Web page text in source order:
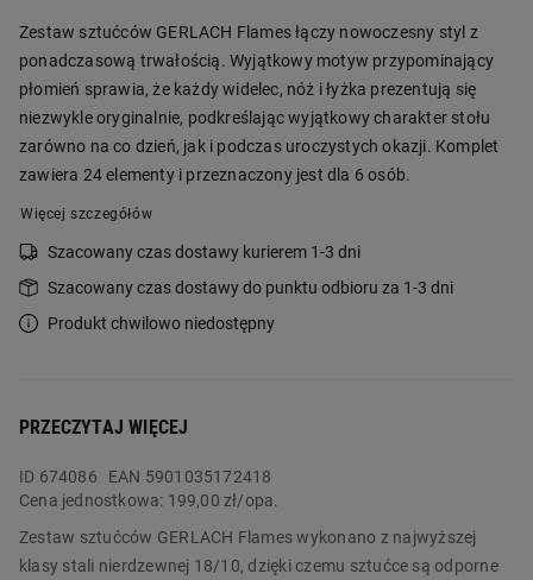
Zestaw sztućców GERLACH Flames łączy nowoczesny styl z
ponadczasową trwałością. Wyjątkowy motyw przypominający
płomień sprawia, że każdy widelec, nóż i łyżka prezentują się
niezwykle oryginalnie, podkreślając wyjątkowy charakter stołu
zarówno na co dzień, jak i podczas uroczystych okazji. Komplet
zawiera 24 elementy i przeznaczony jest dla 6 osób.
Więcej szczegółów
Szacowany czas dostawy kurierem 1-3 dni
Szacowany czas dostawy do punktu odbioru za 1-3 dni
Produkt chwilowo niedostępny
PRZECZYTAJ WIĘCEJ
ID 674086
EAN 5901035172418
Cena jednostkowa: 199,00 zł/opa.
Zestaw sztućców GERLACH Flames wykonano z najwyższej
klasy stali nierdzewnej 18/10, dzięki czemu sztućce są odporne